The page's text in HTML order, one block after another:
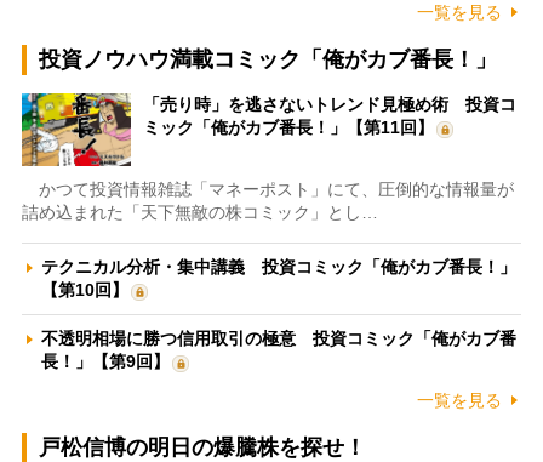
一覧を見る
投資ノウハウ満載コミック「俺がカブ番長！」
「売り時」を逃さないトレンド見極め術 投資コ
ミック「俺がカブ番長！」【第11回】
かつて投資情報雑誌「マネーポスト」にて、圧倒的な情報量が
詰め込まれた「天下無敵の株コミック」とし…
テクニカル分析・集中講義 投資コミック「俺がカブ番長！」
【第10回】
不透明相場に勝つ信用取引の極意 投資コミック「俺がカブ番
長！」【第9回】
一覧を見る
戸松信博の明日の爆騰株を探せ！